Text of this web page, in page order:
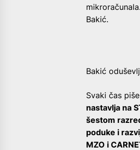
Bakić.
Bakić
Svaki čas
nastavlja na
šestom
poduke i
MZO i